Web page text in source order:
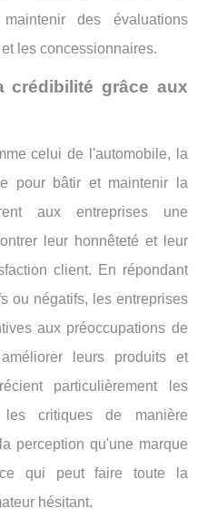
des évaluations
les concessionnaires.
crédibilité grâce aux
celui de l'automobile, la
pour bâtir et maintenir la
aux entreprises une
leur honnêteté et leur
client. En répondant
ou négatifs, les entreprises
aux préoccupations de
leurs produits et
particulièrement les
les critiques de manière
perception qu'une marque
qui peut faire toute la
hésitant.